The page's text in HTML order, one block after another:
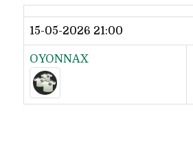
15-05-2026 21:00
OYONNAX